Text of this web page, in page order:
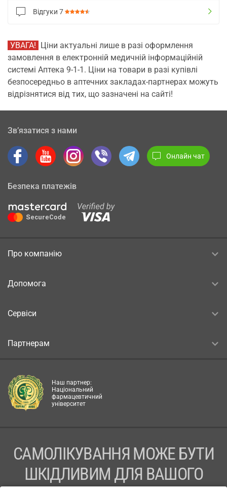
Відгуки 7
УВАГА! Ціни актуальні лише в разі оформлення
замовлення в електронній медичній інформаційній
системі Аптека 9-1-1. Ціни на товари в разі купівлі
безпосередньо в аптечних закладах-партнерах можуть
відрізнятися від тих, що зазначені на сайті!
Зв’язатися з нами
Онлайн чат
Безпека платежів
Про компанію
Допомога
Сервіси
Партнерам
Наш партнер:
Національний
фармацевтичний
університет
САМОЛІКУВАННЯ МОЖЕ БУТИ
ШКІДЛИВИМ ДЛЯ ВАШОГО